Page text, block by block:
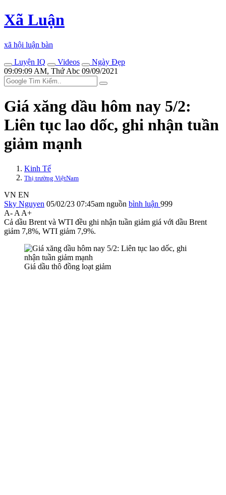
Xã Luận
xã hội luận bàn
Luyện IQ
Videos
Ngày Đẹp
09:09:09 AM, Thứ Abc 09/09/2021
Giá xăng dầu hôm nay 5/2:
Liên tục lao dốc, ghi nhận tuần
giảm mạnh
Kinh Tế
Thị trường ViệtNam
VN EN
Sky Nguyen 05/02/23 07:45am nguồn bình luận 999
A- A A+
Cả dầu Brent và WTI đều ghi nhận tuần giảm giá với dầu Brent
giảm 7,8%, WTI giảm 7,9%.
Giá dầu thô đồng loạt giảm